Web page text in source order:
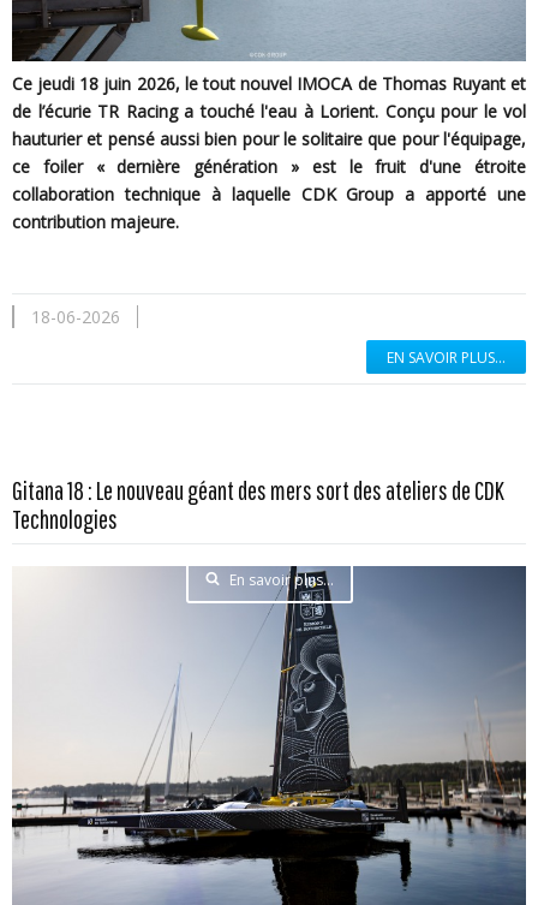
Ce jeudi 18 juin 2026, le tout nouvel IMOCA de Thomas Ruyant et
de l’écurie TR Racing a touché l'eau à Lorient. Conçu pour le vol
hauturier et pensé aussi bien pour le solitaire que pour l'équipage,
ce foiler « dernière génération » est le fruit d'une étroite
collaboration technique à laquelle CDK Group a apporté une
contribution majeure.
18-06-2026
EN SAVOIR PLUS...
Gitana 18 : Le nouveau géant des mers sort des ateliers de CDK
Technologies
En savoir plus...